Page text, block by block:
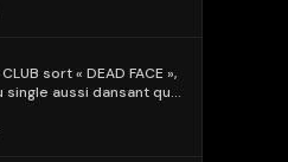
CLUB sort « DEAD FACE »,
single aussi dansant que